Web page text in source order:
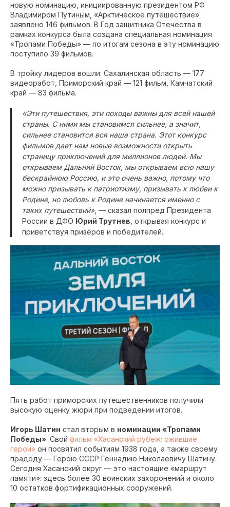
новую номинацию, инициированную президентом РФ
Владимиром Путиным, «Арктическое путешествие»
заявлено 146 фильмов. В Год защитника Отечества в
рамках конкурса была создана специальная номинация
«Тропами Победы» — по итогам сезона в эту номинацию
поступило 39 фильмов.
В тройку лидеров вошли: Сахалинская область — 177
видеоработ, Приморский край — 121 фильм, Камчатский
край — 83 фильма.
«Эти путешествия, эти походы важны для всей нашей
страны. С ними мы становимся сильнее, а значит,
сильнее становится вся наша страна. Этот конкурс
фильмов дает нам новые возможности открыть
страницу приключений для миллионов людей. Мы
открываем Дальний Восток, мы открываем всю нашу
бескрайнюю Россию, и это очень важно, потому что
можно призывать к патриотизму, призывать к любви к
Родине, но любовь к Родине начинается именно с
таких путешествий», — сказал полпред Президента
России в ДФО Юрий Трутнев , открывая конкурс и
приветствуя призёров и победителей.
Пять работ приморских путешественников получили
высокую оценку жюри при подведении итогов.
Игорь Шатин стал вторым в номинации «Тропами
Победы». Свой фильм «Хасанский рубеж: ожившие
герои» он посвятил событиям 1938 года, а также своему
прадеду — Герою СССР Геннадию Николаевичу Шатину.
Сегодня Хасанский округ — это настоящие «маршрут
памяти»: здесь более 30 воинских захоронений и около
10 остатков фортификационных сооружений.